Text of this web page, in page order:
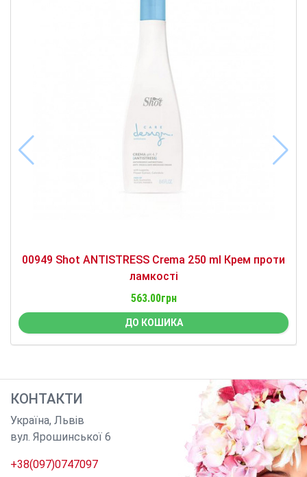
00949 Shot ANTISTRESS Crema 250 ml Крем проти
ламкості
563.00грн
ДО КОШИКА
КОНТАКТИ
Україна, Львів
вул. Ярошинської 6
+38(097)0747097